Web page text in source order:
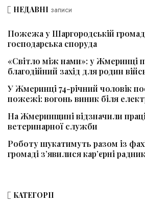
НЕДАВНІ записи
Пожежа у Шаргородській
господарська споруда
«Світло між нами»: у Жмеринці
благодійний захід для родин
У Жмеринці 74-річний чоловік
пожежі: вогонь виник біля
На Жмеринщині відзначили
ветеринарної служби
Роботу шукатимуть разом із
громаді з’явилися кар’єрні
КАТЕГОРІЇ